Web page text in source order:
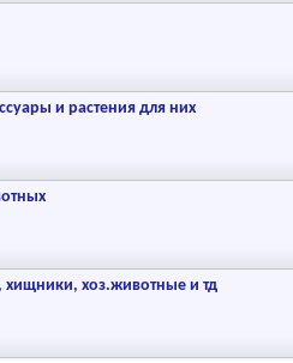
и растения для них
хищники, хоз.животные и тд